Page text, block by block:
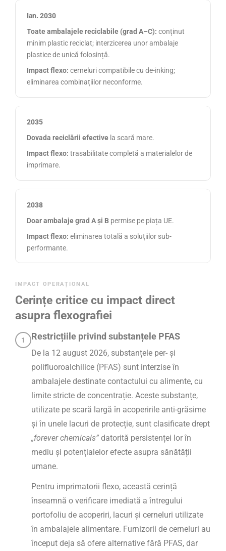
Ian. 2030
Toate ambalajele reciclabile (grad A–C): conținut
minim plastic reciclat; interzicerea unor ambalaje
plastice de unică folosință.
Impact flexo: cerneluri compatibile cu de-inking;
eliminarea combinațiilor neconforme.
2035
Dovada reciclării efective la scară mare.
Impact flexo: trasabilitate completă a materialelor de
imprimare.
2038
Doar ambalaje grad A și B permise pe piața UE.
Impact flexo: eliminarea totală a soluțiilor sub-
performante.
IMPACT OPERAȚIONAL
Cerințe critice cu impact direct
asupra flexografiei
1 Restricțiile privind substanțele PFAS
De la 12 august 2026, substanțele per- și
polifluoroalchilice (PFAS) sunt interzise în
ambalajele destinate contactului cu alimente, cu
limite stricte de concentrație. Aceste substanțe,
utilizate pe scară largă în acoperirile anti-grăsime
și în unele lacuri de protecție, sunt clasificate drept
„forever chemicals” datorită persistenței lor în
mediu și potențialelor efecte asupra sănătății
umane.
Pentru imprimatorii flexo, această cerință
înseamnă o verificare imediată a întregului
portofoliu de acoperiri, lacuri și cerneluri utilizate
în ambalajele alimentare. Furnizorii de cerneluri au
început deja să ofere alternative fără PFAS, dar